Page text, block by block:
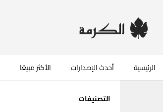
الرئيسية أحدث الإصدارات الأكثر مبيعًا
التصنيفات